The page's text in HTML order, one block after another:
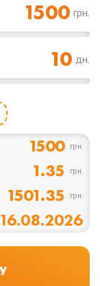
грн.
дн.
1500 грн.
1.35 грн.
1501.35 грн.
16.08.2026